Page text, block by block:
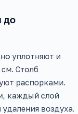
до
уплотняют и
Столб
распорками.
каждый слой
воздуха.